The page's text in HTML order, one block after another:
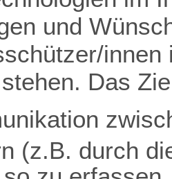
und
Das
(z.B. durch